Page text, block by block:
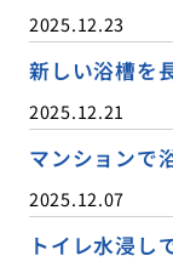
2025.12.23
新しい浴槽を
2025.12.21
マンションで
2025.12.07
トイレ水浸し